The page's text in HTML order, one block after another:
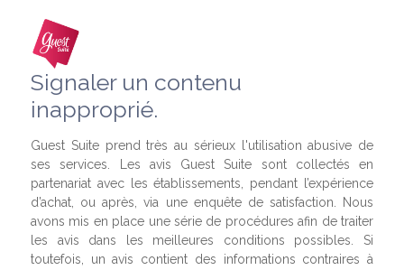
Signaler un contenu
inapproprié.
Guest Suite prend très au sérieux l'utilisation abusive de
ses services. Les avis Guest Suite sont collectés en
partenariat avec les établissements, pendant l’expérience
d’achat, ou après, via une enquête de satisfaction. Nous
avons mis en place une série de procédures afin de traiter
les avis dans les meilleures conditions possibles. Si
toutefois, un avis contient des informations contraires à